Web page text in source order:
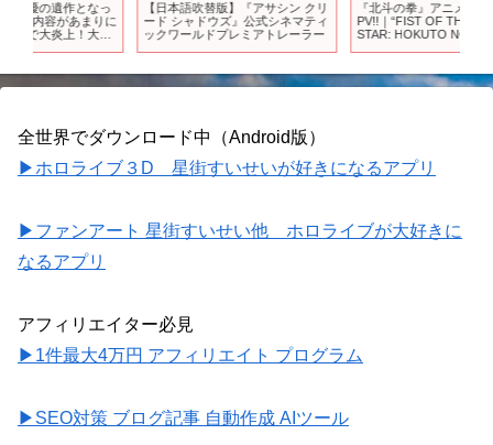
【日本語吹替版】『アサシン クリ
ード シャドウズ』公式シネマティ
ックワールドプレミアトレーラー
『北斗の拳』アニメキャスト解禁
PV!!｜“FIST OF THE NORTH
STAR: HOKUTO NO KEN” Anime
開
全世界でダウンロード中（Android版）
▶ホロライブ３D 星街すいせいが好きになるアプリ
▶ファンアート 星街すいせい他 ホロライブが大好きに
なるアプリ
アフィリエイター必見
▶1件最大4万円 アフィリエイト プログラム
▶SEO対策 ブログ記事 自動作成 AIツール